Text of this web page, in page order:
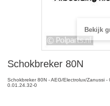
Bekijk
Schokbreker 80N
Schokbreker 80N - AEG/Electrolux/Zanussi
0.01.24.32-0